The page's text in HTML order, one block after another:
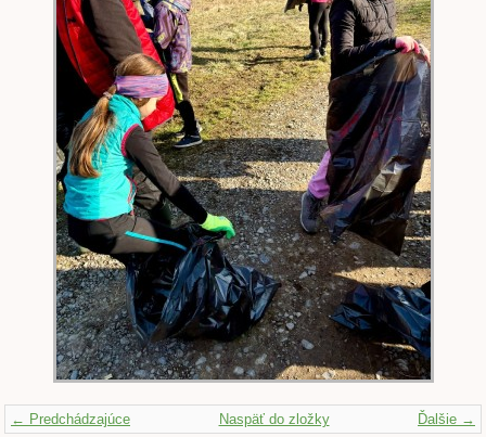
← Predchádzajúce Ďalšie →
Naspäť do zložky